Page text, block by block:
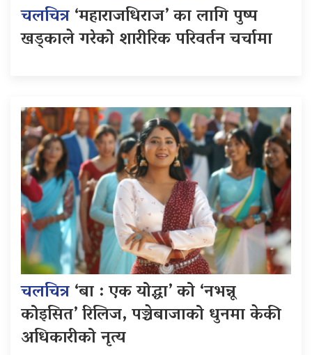
चलचित्र‘महाराजधिराज’ का लागि पुष्प
खड्काले गरेको शारीरिक परिवर्तन चर्चामा
चलचित्र‘बा : एक योद्धा’ को ‘नभन्नू
कोइसित’ रिलिज, पञ्चेबाजाको धुनमा केकी
अधिकारीको नृत्य